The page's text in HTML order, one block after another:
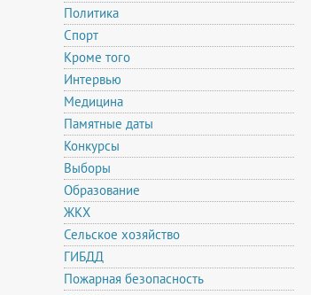
Политика
Спорт
Кроме того
Интервью
Медицина
Памятные даты
Конкурсы
Выборы
Образование
ЖКХ
Сельское хозяйство
ГИБДД
Пожарная безопасность